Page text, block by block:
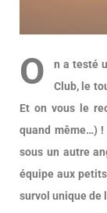
O
n a testé
Club, le
Et on vous le
quand même…)
sous un autre
équipe aux
survol unique de